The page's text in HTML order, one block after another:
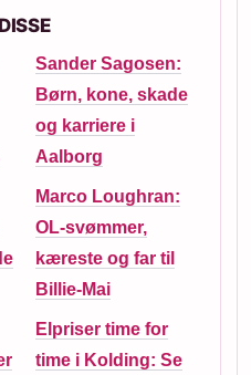
Sander Sagosen:
Børn, kone, skade
og karriere i
Aalborg
Marco Loughran:
OL-svømmer,
kæreste og far til
Billie-Mai
Elpriser time for
time i Kolding: Se